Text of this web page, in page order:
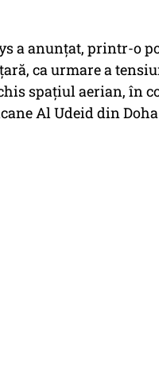
a anunțat, printr-o
ca urmare a
spațiul aerian, în
Al Udeid din